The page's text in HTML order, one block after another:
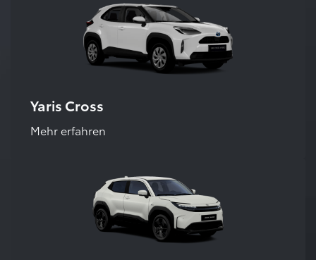
Yaris Cross
Mehr erfahren